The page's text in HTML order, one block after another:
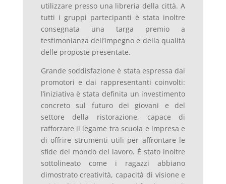
utilizzare presso una libreria della città. A
tutti i gruppi partecipanti è stata inoltre
consegnata una targa premio a
testimonianza dell’impegno e della qualità
delle proposte presentate.
Grande soddisfazione è stata espressa dai
promotori e dai rappresentanti coinvolti:
l’iniziativa è stata definita un investimento
concreto sul futuro dei giovani e del
settore della ristorazione, capace di
rafforzare il legame tra scuola e impresa e
di offrire strumenti utili per affrontare le
sfide del mondo del lavoro. È stato inoltre
sottolineato come i ragazzi abbiano
dimostrato creatività, capacità di visione e